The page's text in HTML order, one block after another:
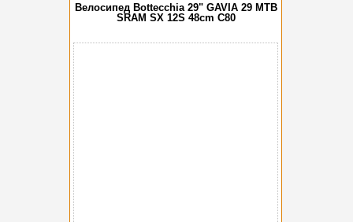
Велосипед Bottecchia 29" GAVIA 29 MTB
SRAM SX 12S 48cm C80